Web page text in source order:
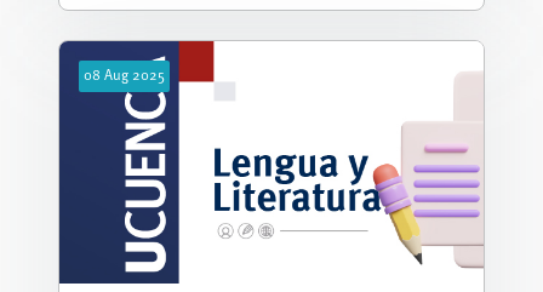
08 Aug 2025